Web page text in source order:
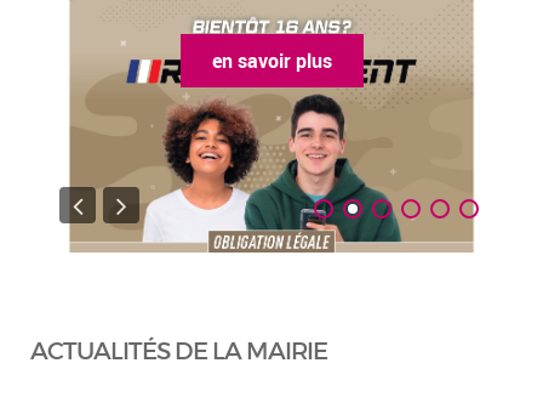
en savoir plus
ACTUALITÉS DE LA MAIRIE